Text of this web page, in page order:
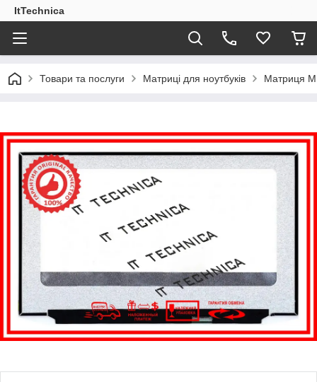
ItTechnica
Товари та послуги Матриці для ноутбуків Матриця